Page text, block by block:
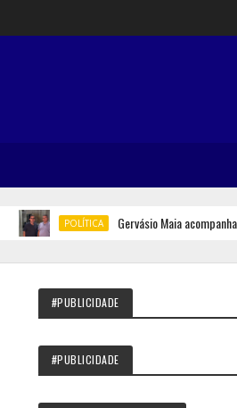
POLÍTICA Gervásio Maia acompanha
#PUBLICIDADE
#PUBLICIDADE